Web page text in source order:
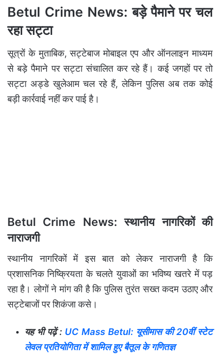
Betul Crime News: बड़े पैमाने पर चल
रहा सट्टा
सूत्रों के मुताबिक, सट्टेबाज मोबाइल एप और ऑनलाइन माध्यम
से बड़े पैमाने पर सट्टा संचालित कर रहे हैं। कई जगहों पर तो
सट्टा अड्डे खुलेआम चल रहे हैं, लेकिन पुलिस अब तक कोई
बड़ी कार्रवाई नहीं कर पाई है।
Betul Crime News: स्थानीय नागरिकों की
नाराजगी
स्थानीय नागरिकों में इस बात को लेकर नाराजगी है कि
प्रशासनिक निष्क्रियता के चलते युवाओं का भविष्य खतरे में पड़
रहा है। लोगों ने मांग की है कि पुलिस तुरंत सख्त कदम उठाए और
सट्टेबाजों पर शिकंजा कसे।
यह भी पढ़ें : UC Mass Betul: यूसीमास की 20वीं स्टेट
लेवल प्रतियोगिता में शामिल हुए बैतूल के गणितज्ञ